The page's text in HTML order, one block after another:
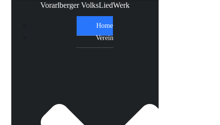
Vorarlberger VolksLiedWerk
Home
Verein